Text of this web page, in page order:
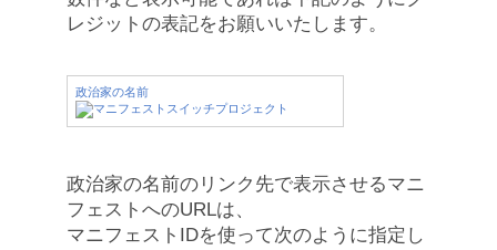
レジットの表記をお願いいたします。
政治家の名前
政治家の名前のリンク先で表示させるマニ
フェストへのURLは、
マニフェストIDを使って次のように指定し